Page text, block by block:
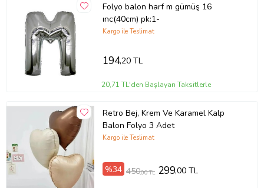
Folyo balon harf m gümüş 16
ınc(40cm) pk:1-
Kargo ile Teslimat
194,20 TL
20,71 TL'den Başlayan Taksitlerle
Retro Bej, Krem Ve Karamel Kalp
Balon Folyo 3 Adet
Kargo ile Teslimat
%34 450,00 TL 299,00 TL